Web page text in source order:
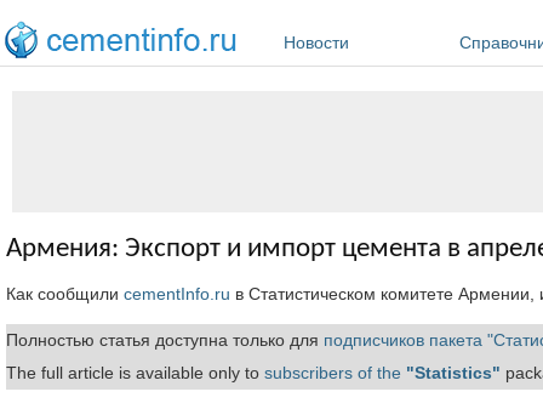
Новости
Армения: Экспорт и импорт цемента в
Как сообщили cementInfo.ru в Статистическом комитете
Полностью статья доступна только для подписчиков пакета
The full article is available only to subscribers of the "Statistics"